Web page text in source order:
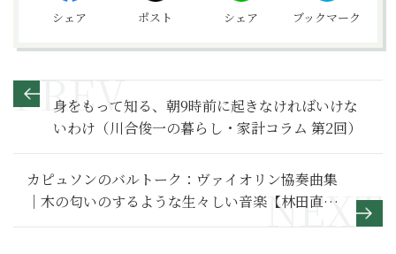
シェア ポスト シェア ブックマーク
身をもって知る、朝9時前に起きなければいけな
いわけ（川合俊一の暮らし・家計コラム 第2回）
カピュソンのバルトーク：ヴァイオリン協奏曲集
｜木の匂いのするような生々しい音楽【林田直樹
の音盤ナビ】